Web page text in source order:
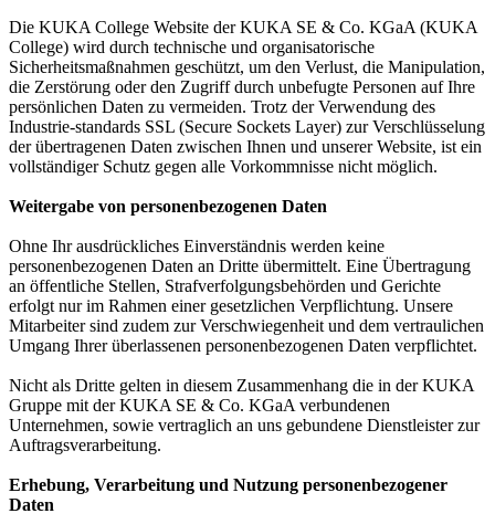
Die KUKA College Website der KUKA SE & Co. KGaA (KUKA
College) wird durch technische und organisatorische
Sicherheitsmaßnahmen geschützt, um den Verlust, die Manipulation,
die Zerstörung oder den Zugriff durch unbefugte Personen auf Ihre
persönlichen Daten zu vermeiden. Trotz der Verwendung des
Industrie-standards SSL (Secure Sockets Layer) zur Verschlüsselung
der übertragenen Daten zwischen Ihnen und unserer Website, ist ein
vollständiger Schutz gegen alle Vorkommnisse nicht möglich.
Weitergabe von personenbezogenen Daten
Ohne Ihr ausdrückliches Einverständnis werden keine
personenbezogenen Daten an Dritte übermittelt. Eine Übertragung
an öffentliche Stellen, Strafverfolgungsbehörden und Gerichte
erfolgt nur im Rahmen einer gesetzlichen Verpflichtung. Unsere
Mitarbeiter sind zudem zur Verschwiegenheit und dem vertraulichen
Umgang Ihrer überlassenen personenbezogenen Daten verpflichtet.
Nicht als Dritte gelten in diesem Zusammenhang die in der KUKA
Gruppe mit der KUKA SE & Co. KGaA verbundenen
Unternehmen, sowie vertraglich an uns gebundene Dienstleister zur
Auftragsverarbeitung.
Erhebung, Verarbeitung und Nutzung personenbezogener
Daten